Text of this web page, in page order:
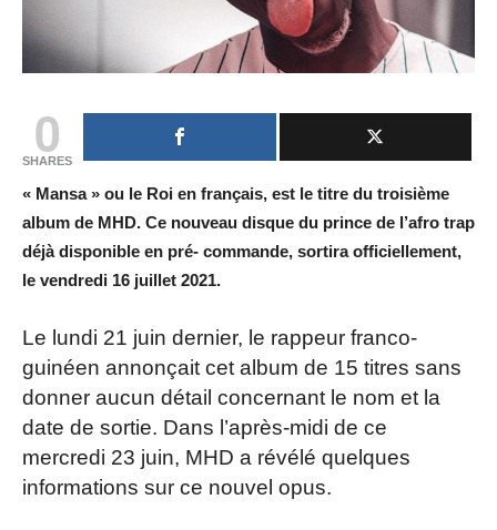
0
SHARES
« Mansa » ou le Roi en français, est le titre du troisième
album de MHD. Ce nouveau disque du prince de l’afro trap
déjà disponible en pré- commande, sortira officiellement,
le vendredi 16 juillet 2021.
Le lundi 21 juin dernier, le rappeur franco-
guinéen annonçait cet album de 15 titres sans
donner aucun détail concernant le nom et la
date de sortie. Dans l’après-midi de ce
mercredi 23 juin, MHD a révélé quelques
informations sur ce nouvel opus.